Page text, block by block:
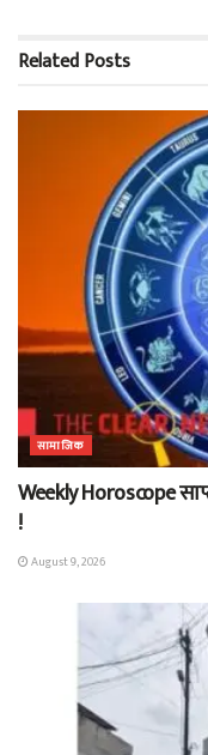
RelatedPosts
सामाजिक
Weekly Horoscope
!
August 9, 2026